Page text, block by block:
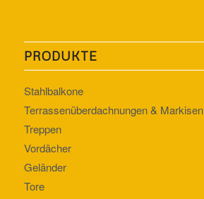
PRODUKTE
Stahlbalkone
Terrassenüberdachnungen & Markisen
Treppen
Vordächer
Geländer
Tore